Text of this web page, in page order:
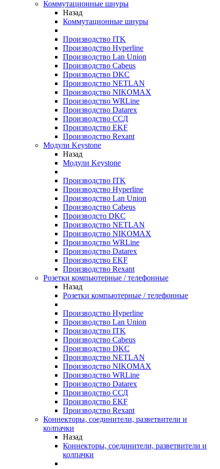
Коммутационные шнуры
Назад
Коммутационные шнуры
Производство ITK
Производство Hyperline
Производство Lan Union
Производство Cabeus
Производство DKC
Производство NETLAN
Производство NIKOMAX
Производство WRLine
Производство Datarex
Производство ССД
Производство EKF
Производство Rexant
Модули Keystone
Назад
Модули Keystone
Производство ITK
Производство Hyperline
Производство Lan Union
Производство Cabeus
Производсто DKC
Производство NETLAN
Производство NIKOMAX
Производство WRLine
Производство Datarex
Производство EKF
Производство Rexant
Розетки компьютерные / телефонные
Назад
Розетки компьютерные / телефонные
Производство Hyperline
Производство Lan Union
Производство ITK
Производство Cabeus
Производство DKC
Производство NETLAN
Производство NIKOMAX
Производство WRLine
Производство Datarex
Производство ССД
Производство EKF
Производство Rexant
Коннекторы, соединители, разветвители и
колпачки
Назад
Коннекторы, соединители, разветвители и
колпачки